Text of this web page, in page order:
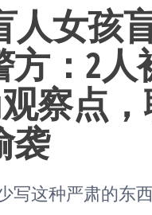
人女孩
方：2
察点
袭
写这种严肃的东